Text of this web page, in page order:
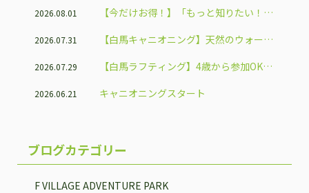
2026.08.01
【今だけお得！】「もっと知りたい！信
2026.07.31
【白馬キャニオニング】天然のウォータ
2026.07.29
【白馬ラフティング】4歳から参加OK！
2026.06.21 キャニオニングスタート
ブログカテゴリー
F VILLAGE ADVENTURE PARK